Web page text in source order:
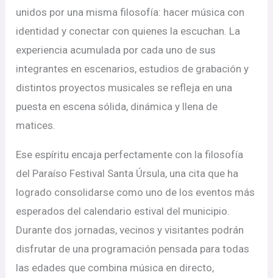
unidos por una misma filosofía: hacer música con
identidad y conectar con quienes la escuchan. La
experiencia acumulada por cada uno de sus
integrantes en escenarios, estudios de grabación y
distintos proyectos musicales se refleja en una
puesta en escena sólida, dinámica y llena de
matices.
Ese espíritu encaja perfectamente con la filosofía
del Paraíso Festival Santa Úrsula, una cita que ha
logrado consolidarse como uno de los eventos más
esperados del calendario estival del municipio.
Durante dos jornadas, vecinos y visitantes podrán
disfrutar de una programación pensada para todas
las edades que combina música en directo,